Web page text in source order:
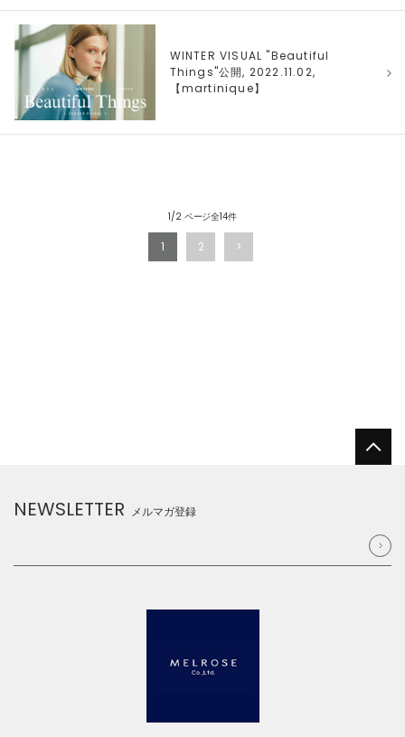
WINTER VISUAL "Beautiful
Things"公開, 2022.11.02,
【martinique】
1/2 ページ全14件
1 2
NEWSLETTER メルマガ登録